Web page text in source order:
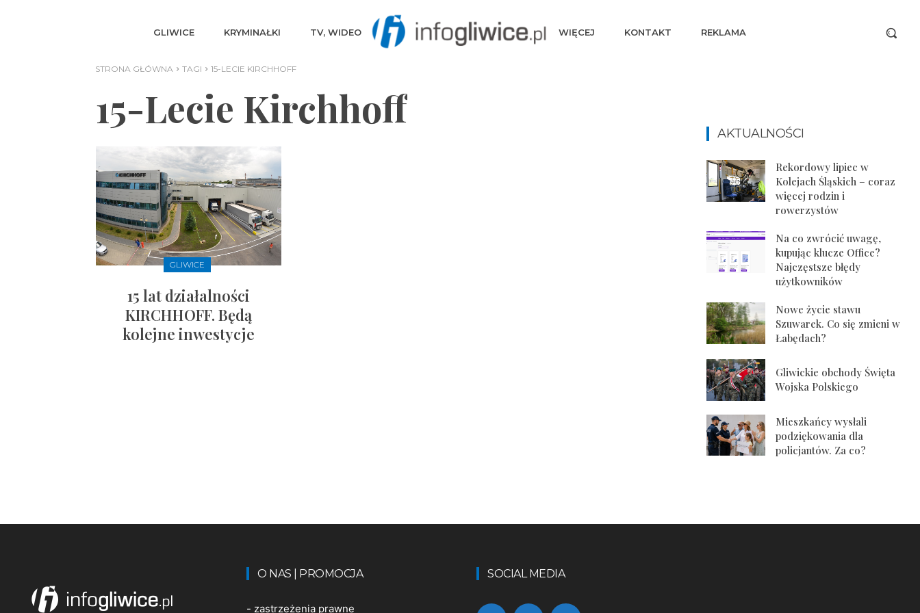
GLIWICE KRYMINAŁKI TV, WIDEO WIĘCEJ KONTAKT REKLAMA
STRONA GŁÓWNA TAGI 15-LECIE KIRCHHOFF
15-Lecie Kirchhoff
GLIWICE
15 lat działalności
KIRCHHOFF. Będą
kolejne inwestycje
AKTUALNOŚCI
Rekordowy lipiec w
Kolejach Śląskich – coraz
więcej rodzin i
rowerzystów
Na co zwrócić uwagę,
kupując klucze Office?
Najczęstsze błędy
użytkowników
Nowe życie stawu
Szuwarek. Co się zmieni w
Łabędach?
Gliwickie obchody Święta
Wojska Polskiego
Mieszkańcy wysłali
podziękowania dla
policjantów. Za co?
O NAS | PROMOCJA
- zastrzeżenia prawne
SOCIAL MEDIA